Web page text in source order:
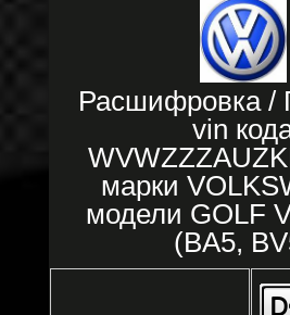
Расшифровка /
vin
марки
модели GOLF
(BA5,